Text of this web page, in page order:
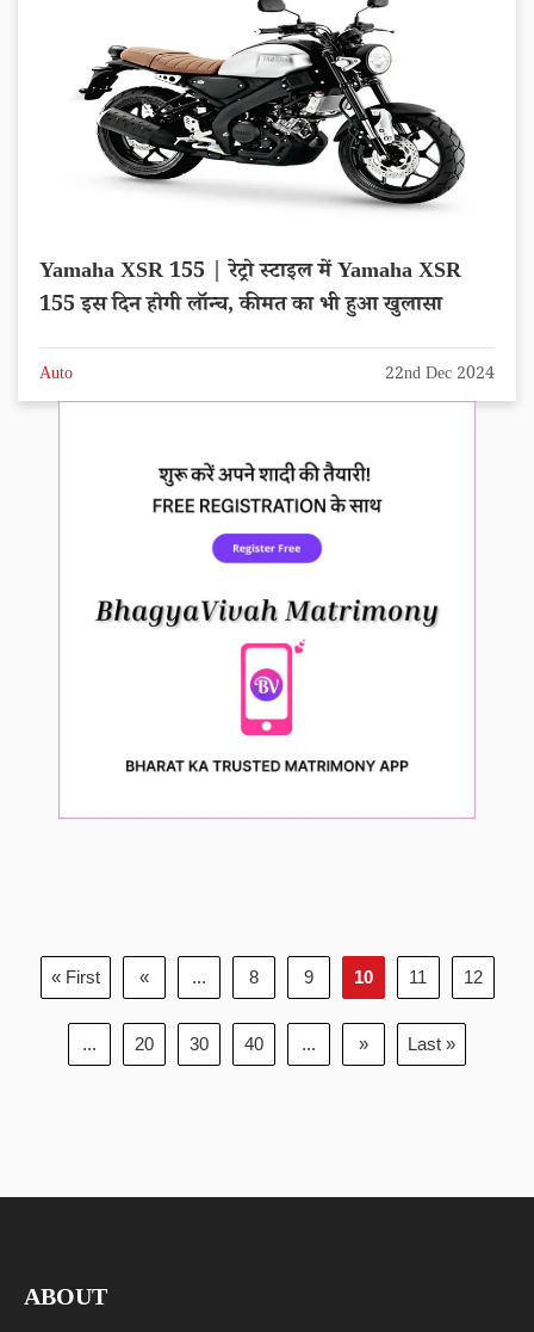
Yamaha XSR 155 | रेट्रो स्टाइल में Yamaha XSR
155 इस दिन होगी लॉन्च, कीमत का भी हुआ खुलासा
Auto 22nd Dec 2024
« First « ... 8 9 10 11 12
... 20 30 40 ... » Last »
ABOUT